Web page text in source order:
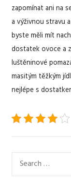
zapomínat ani na
a výživnou stravu
byste měli mít
dostatek ovoce a
luštěninové
masitým těžkým
nejlépe s